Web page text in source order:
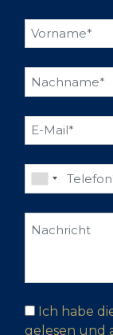
Ich habe
gelesen und